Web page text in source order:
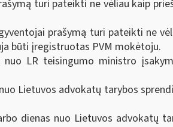
turi pateikti ne vėliau kaip
prašymą turi pateikti ne
būti įregistruotas PVM mokėtoju.
LR teisingumo ministro
Lietuvos advokatų tarybos
dienas nuo Lietuvos advokatų